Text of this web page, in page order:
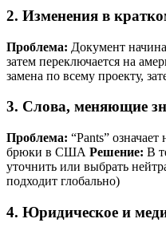
2. Изменения в
Проблема: Документ
затем переключается на
замена по всему проекту,
3. Слова, меняющие
Проблема: “Pants”
брюки в США Решение: В
уточнить или выбрать
подходит глобально)
4. Юридическое и